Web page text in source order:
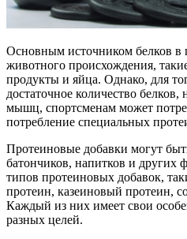
Основным источником белков в
животного происхождения,
продукты и яйца. Однако, для
достаточное количество
мышц, спортсменам может
потребление специальных
Протеиновые добавки могут
батончиков, напитков и других
типов протеиновых добавок,
протеин, казеиновый протеин,
Каждый из них имеет свои
разных целей.